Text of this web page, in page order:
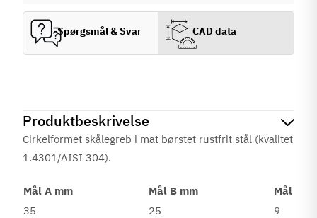
Produktbeskrivelse
Cirkelformet skålegreb i mat børstet rustfrit stål (kvalitet
1.4301/AISI 304).
Mål A mm Mål B mm
Mål C
35
25
9
Spørgsmål & Svar CAD data